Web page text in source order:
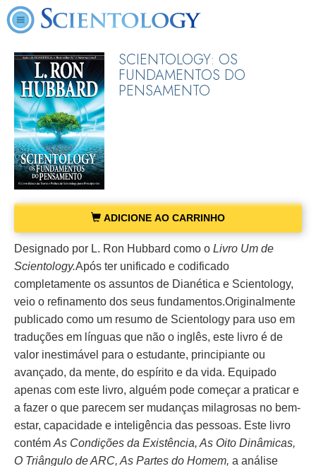
SCIENTOLOGY: OS
FUNDAMENTOS DO
PENSAMENTO
ADICIONE AO CARRINHO
Designado por L. Ron Hubbard como o Livro Um de
Scientology.Após ter unificado e codificado
completamente os assuntos de Dianética e Scientology,
veio o refinamento dos seus fundamentos.Originalmente
publicado como um resumo de Scientology para uso em
traduções em línguas que não o inglês, este livro é de
valor inestimável para o estudante, principiante ou
avançado, da mente, do espírito e da vida. Equipado
apenas com este livro, alguém pode começar a praticar e
a fazer o que parecem ser mudanças milagrosas no bem-
estar, capacidade e inteligência das pessoas. Este livro
contém As Condições da Existência, As Oito Dinâmicas,
O Triângulo de ARC, As Partes do Homem, a análise